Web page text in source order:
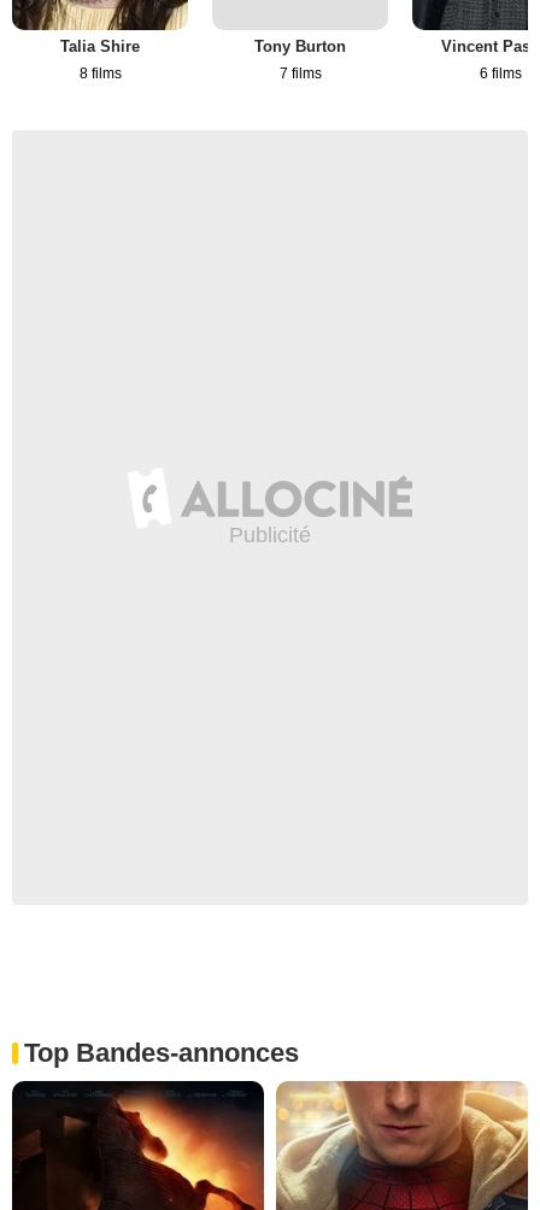
Talia Shire
8 films
Tony Burton
7 films
Vincent
6 films
Top Bandes-annonces